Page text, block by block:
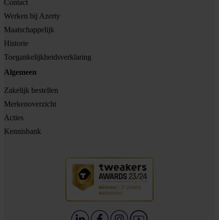
Contact
Werken bij Azerty
Maatschappelijk
Historie
Toegankelijkheidsverklaring
Algemeen
Zakelijk bestellen
Merkenoverzicht
Acties
Kennisbank